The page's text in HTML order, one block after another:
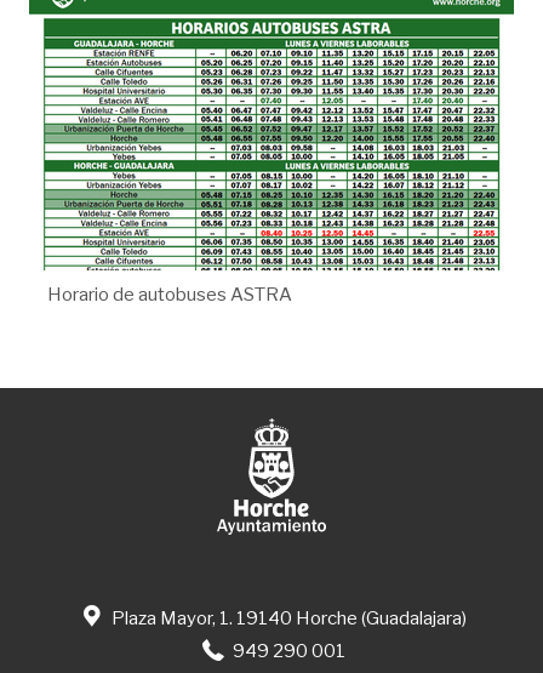
Horario de autobuses ASTRA
Plaza Mayor, 1. 19140 Horche (Guadalajara)
949 290 001